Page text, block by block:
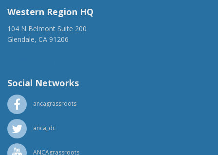
Western Region HQ
104 N Belmont Suite 200
Glendale, CA 91206
Social Networks
ancagrassroots
anca_dc
ANCAgrassroots